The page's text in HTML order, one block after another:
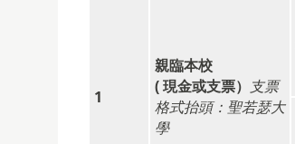
1
親臨本校
(現金或支票） 支票
格式抬頭：聖若瑟大
學